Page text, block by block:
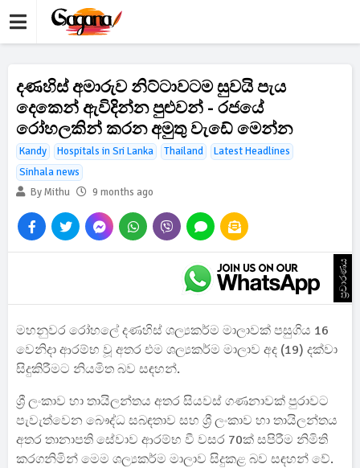
දණහිස් අමාරුව නිට්ටාවටම සුවයි පැය
දෙකෙන් ඇවිදින්න පුළුවන් - රජයේ
රෝහලකින් කරන අමුතු වැඩේ මෙන්න
Kandy Hospitals in Sri Lanka Thailand
Latest Headlines
Sinhala news
By Mithu
9 months ago
ප්‍රචාරණය
මහනුවර රෝහලේ දණහිස් ශල්‍යකර්ම මාලාවක් පසුගිය 16
‍වෙනිදා ආරම්භ වූ අතර එම ශල්‍යකර්ම මාලාව අද (19) දක්වා
සිදුකිරීමට නියමිත බව සඳහන්.
ශ්‍රී ලංකාව හා තායිලන්තය අතර සියවස් ගණනාවක් පුරාවට
පැවැත්වෙන බෞද්ධ සබඳතාව සහ ශ්‍රී ලංකාව හා තායිලන්තය
අතර තානාපති සේවාව ආරම්භ වී වසර 70ක් සපිරීම නිමිති
කරගනිමින් මෙම ශල්‍යකර්ම මාලාව සිදුකළ බව සඳහන් වේ.